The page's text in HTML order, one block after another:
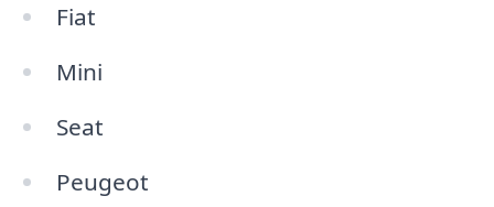
Fiat
Mini
Seat
Peugeot